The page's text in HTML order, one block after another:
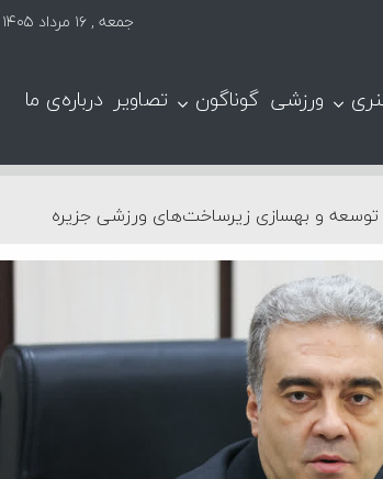
جمعه , ۱۶ مرداد ۱۴۰۵
ورزشی گوناگون تصاویر درباره‌ی ما
و بهسازی زیرساخت‌های ورزشی جزیره